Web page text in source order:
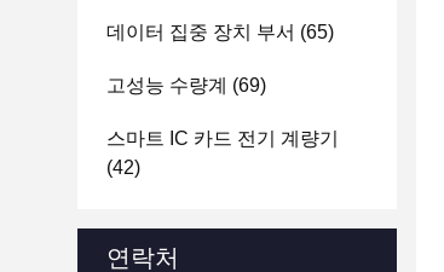
데이터 집중 장치 부서 (65)
고성능 수량계 (69)
스마트 IC 카드 전기 계량기
(42)
연락처